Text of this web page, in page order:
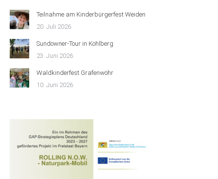
Teilnahme am Kinderbürgerfest Weiden
20. Juli 2026
Sundowner-Tour in Kohlberg
23. Juni 2026
Waldkinderfest Grafenwöhr
10. Juni 2026